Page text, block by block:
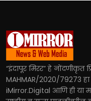
“इंदापूर मिरर” हे नोंदणीकृत
MAHMAR/2020/79273
iMirror.Digital आणि ही या